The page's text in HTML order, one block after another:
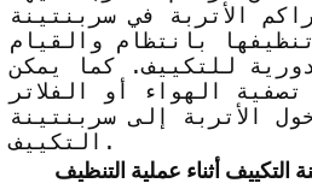
الأتربة في سربنتينة
بانتظام والقيام
للتكييف. كما يمكن
الهواء أو الفلاتر
الأتربة إلى سربنتينة
التكييف.
التكييف أثناء عملية التنظيف